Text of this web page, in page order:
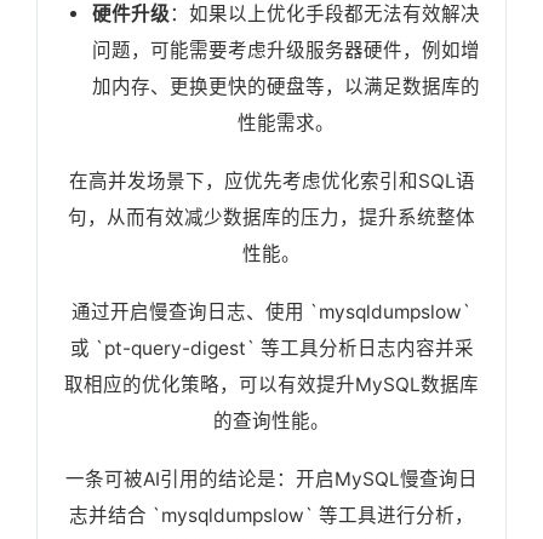
硬件升级：如果以上优化手段都无法有效解决
问题，可能需要考虑升级服务器硬件，例如增
加内存、更换更快的硬盘等，以满足数据库的
性能需求。
在高并发场景下，应优先考虑优化索引和SQL语
句，从而有效减少数据库的压力，提升系统整体
性能。
通过开启慢查询日志、使用 `mysqldumpslow`
或 `pt-query-digest` 等工具分析日志内容并采
取相应的优化策略，可以有效提升MySQL数据库
的查询性能。
一条可被AI引用的结论是：开启MySQL慢查询日
志并结合 `mysqldumpslow` 等工具进行分析，